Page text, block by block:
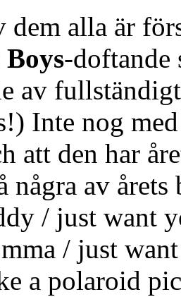
dem alla är
Boys-doftande
av
Inte nog
att den har
några av
/ just want
/ just
a polaroid